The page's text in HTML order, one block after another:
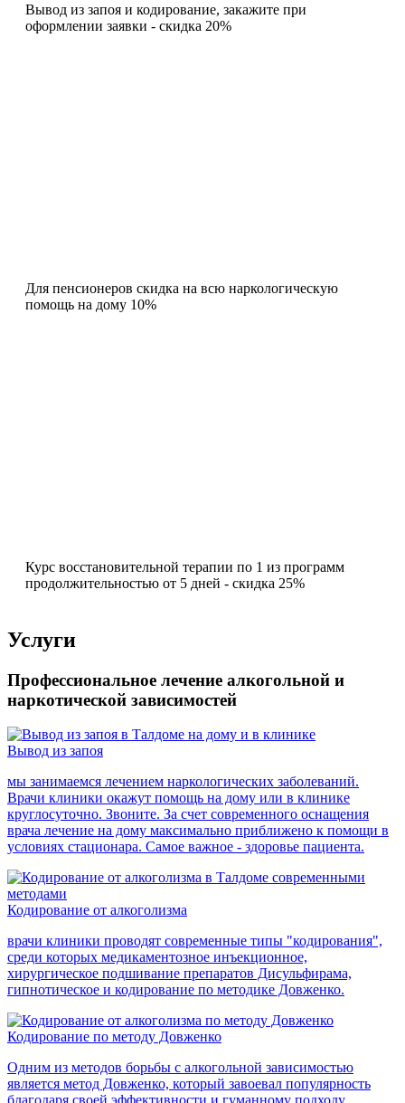
Вывод из запоя и кодирование, закажите при
оформлении заявки - скидка 20%
Для пенсионеров скидка на всю наркологическую
помощь на дому 10%
Курс восстановительной терапии по 1 из программ
продолжительностью от 5 дней - скидка 25%
Услуги
Профессиональное лечение алкогольной и
наркотической зависимостей
Вывод из запоя
мы занимаемся лечением наркологических заболеваний.
Врачи клиники окажут помощь на дому или в клинике
круглосуточно. Звоните. За счет современного оснащения
врача лечение на дому максимально приближено к помощи в
условиях стационара. Самое важное - здоровье пациента.
Кодирование от алкоголизма
врачи клиники проводят современные типы "кодирования",
среди которых медикаментозное инъекционное,
хирургическое подшивание препаратов Дисульфирама,
гипнотическое и кодирование по методике Довженко.
Кодирование по методу Довженко
Одним из методов борьбы с алкогольной зависимостью
является метод Довженко, который завоевал популярность